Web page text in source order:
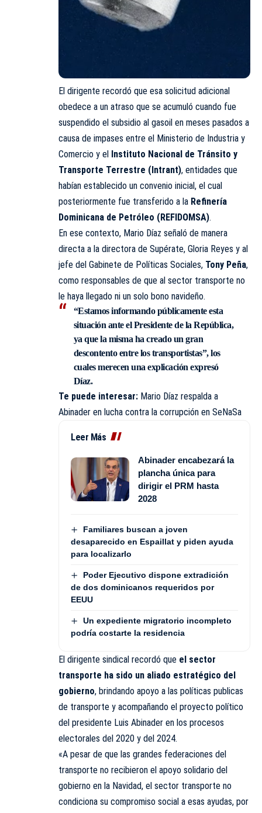
El dirigente recordó que esa solicitud adicional
obedece a un atraso que se acumuló cuando fue
suspendido el subsidio al gasoil en meses pasados a
causa de impases entre el Ministerio de Industria y
Comercio y el Instituto Nacional de Tránsito y
Transporte Terrestre (Intrant), entidades que
habían establecido un convenio inicial, el cual
posteriormente fue transferido a la Refinería
Dominicana de Petróleo (REFIDOMSA).
En ese contexto, Mario Díaz señaló de manera
directa a la directora de Supérate, Gloria Reyes y al
jefe del Gabinete de Políticas Sociales, Tony Peña,
como responsables de que al sector transporte no
le haya llegado ni un solo bono navideño.
“Estamos informando públicamente esta
situación ante el Presidente de la República,
ya que la misma ha creado un gran
descontento entre los transportistas”, los
cuales merecen una explicación expresó
Díaz.
Te puede interesar: Mario Díaz respalda a
Abinader en lucha contra la corrupción en SeNaSa
Leer Más
Abinader encabezará la
plancha única para
dirigir el PRM hasta
2028
Familiares buscan a joven
desaparecido en Espaillat y piden ayuda
para localizarlo
Poder Ejecutivo dispone extradición
de dos dominicanos requeridos por
EEUU
Un expediente migratorio incompleto
podría costarte la residencia
El dirigente sindical recordó que el sector
transporte ha sido un aliado estratégico del
gobierno, brindando apoyo a las políticas publicas
de transporte y acompañando el proyecto político
del presidente Luis Abinader en los procesos
electorales del 2020 y del 2024.
«A pesar de que las grandes federaciones del
transporte no recibieron el apoyo solidario del
gobierno en la Navidad, el sector transporte no
condiciona su compromiso social a esas ayudas, por